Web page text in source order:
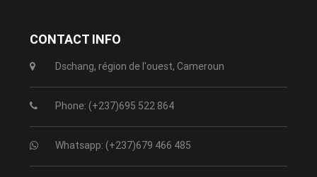
CONTACT INFO
Dschang, région de l'ouest, Cameroun
Phone: (+237)695 522 864
Whatsapp: (+237)679 466 485